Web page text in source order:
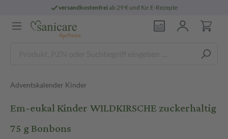
versandkostenfreiab 29 € und für E-Rezepte
Adventskalender Kinder
Em-eukal Kinder WILDKIRSCHE zuckerhaltig
75 g Bonbons